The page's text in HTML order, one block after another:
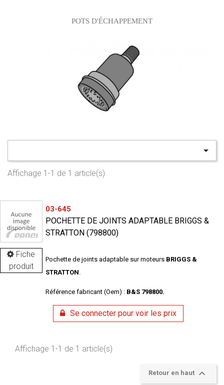
POTS D'ÉCHAPPEMENT

Affichage 1-1 de 1 article(s)
Fiche
produit
03-645
POCHETTE DE JOINTS ADAPTABLE BRIGGS &
STRATTON (798800)
Pochette de joints adaptable sur moteursBRIGGS &
STRATTON
Référence fabricant (Oem) :B&S 798800.
Se connecter pour voir les prix
Affichage 1-1 de 1 article(s)
Retour en haut 